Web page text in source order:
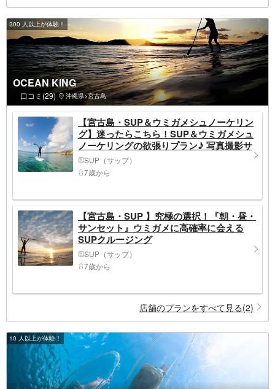
300 人以上が体験！
OCEAN KING
口コミ(29) 沖縄県>宮古島
【宮古島・SUP＆ウミガメシュノーケリン
グ】迷ったらこちら！SUP＆ウミガメシュ
ノーケリングの欲張りプラン♪ 写真撮影サ
ービス！［アソビュー限定割引］
SUP（サップ）
7歳から
【宮古島・SUP 】究極の選択！『朝・昼・
サンセット』ウミガメに高確率に会える
SUPクルージング
SUP（サップ）
7歳から
店舗のプランをすべて見る(2)
10 人以上が体験！